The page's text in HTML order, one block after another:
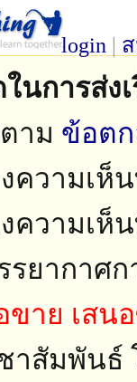
login |
นการส่งเ
าม ข้อต
ความเห็
ความเห็
รยากาศ
ขาย เสน
าสัมพันธ์